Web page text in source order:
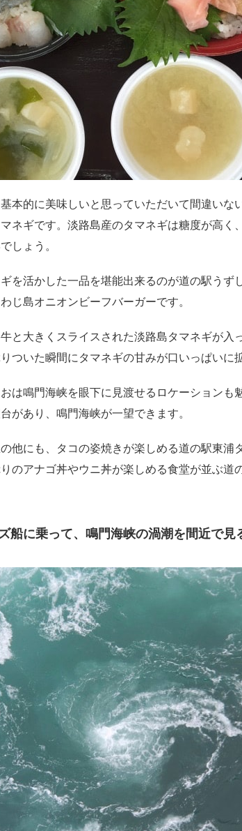
本的に美味しいと思っていただいて間違いな
ネギです。淡路島産のタマネギは糖度が高く
しょう。
を活かした一品を堪能出来るのが道の駅うず
じ島オニオンビーフバーガーです。
と大きくスライスされた淡路島タマネギが入
ついた瞬間にタマネギの甘みが口いっぱいに
は鳴門海峡を眼下に見渡せるロケーションも
があり、鳴門海峡が一望できます。
の他にも、タコの姿焼きが楽しめる道の駅東浦
のアナゴ丼やウニ丼が楽しめる食堂が並ぶ道
船に乗って、鳴門海峡の渦潮を間近で見